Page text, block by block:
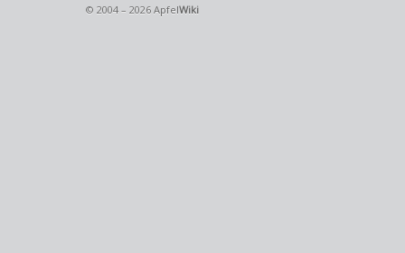
© 2004 – 2026 ApfelWiki